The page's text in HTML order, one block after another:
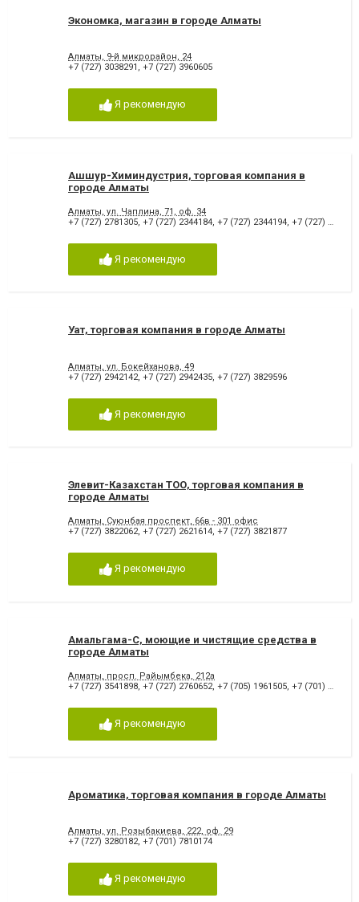
Экономка, магазин в городе Алматы
Алматы, 9-й микрорайон, 24
+7 (727) 3038291 , +7 (727) 3960605
Я рекомендую
Ашшур-Химиндустрия, торговая компания в
городе Алматы
Алматы, ул. Чаплина, 71, оф. 34
+7 (727) 2781305, +7 (727) 2344184, +7 (727) 2344194, +7 (727) 2344181
Я рекомендую
Уат, торговая компания в городе Алматы
Алматы, ул. Бокейханова, 49
+7 (727) 2942142, +7 (727) 2942435, +7 (727) 3829596
Я рекомендую
Элевит-Казахстан ТОО, торговая компания в
городе Алматы
Алматы, Суюнбая проспект, 66в - 301 офис
+7 (727) 3822062, +7 (727) 2621614, +7 (727) 3821877
Я рекомендую
Амальгама-С, моющие и чистящие средства в
городе Алматы
Алматы, просп. Райымбека, 212а
+7 (727) 3541898, +7 (727) 2760652, +7 (705) 1961505, +7 (701) 3457391
Я рекомендую
Ароматика, торговая компания в городе Алматы
Алматы, ул. Розыбакиева, 222, оф. 29
+7 (727) 3280182, +7 (701) 7810174
Я рекомендую